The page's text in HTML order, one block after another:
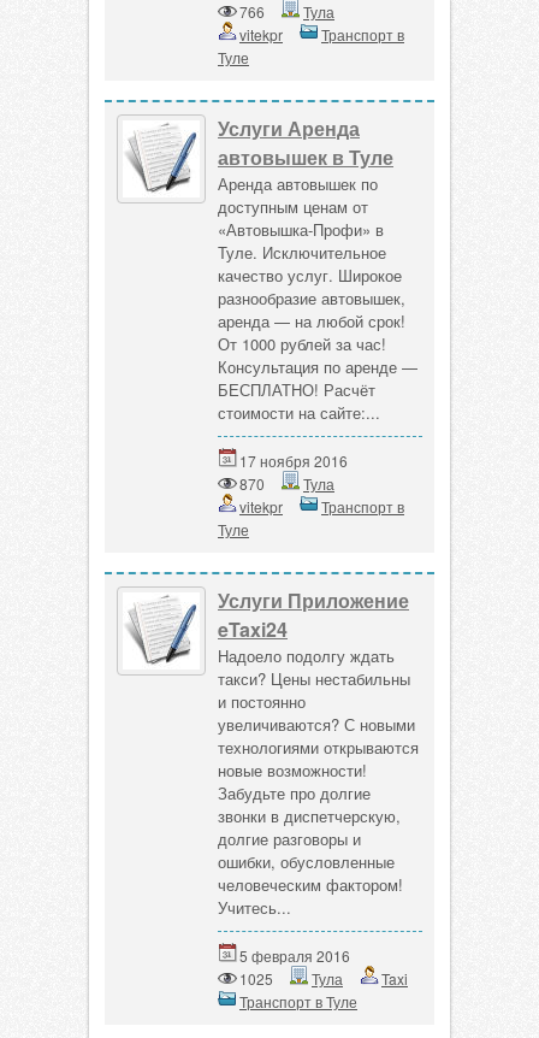
766
Тула
vitekpr
Транспорт в
Туле
Услуги Аренда
автовышек в Туле
Аренда автовышек по
доступным ценам от
«Автовышка-Профи» в
Туле. Исключительное
качество услуг. Широкое
разнообразие автовышек,
аренда — на любой срок!
От 1000 рублей за час!
Консультация по аренде —
БЕСПЛАТНО! Расчёт
стоимости на сайте:...
17 ноября 2016
870
Тула
vitekpr
Транспорт в
Туле
Услуги Приложение
eTaxi24
Надоело подолгу ждать
такси? Цены нестабильны
и постоянно
увеличиваются? С новыми
технологиями открываются
новые возможности!
Забудьте про долгие
звонки в диспетчерскую,
долгие разговоры и
ошибки, обусловленные
человеческим фактором!
Учитесь...
5 февраля 2016
1025
Тула
Taxi
Транспорт в Туле